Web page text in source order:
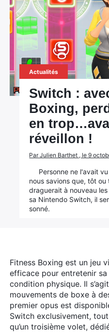
Fitness Boxing est un jeu
efficace pour entretenir
condition physique. Il
mouvements de boxe à
premier opus est
Switch exclusivement,
qu’un troisième volet,
Actualités
Switch :
Boxing,
en
réveillon !
Par Julien Barthet , le 9
Personne ne l'avait
nous savions que, tôt
draguerait à nouveau
sa Nintendo Switch, il
sonné.